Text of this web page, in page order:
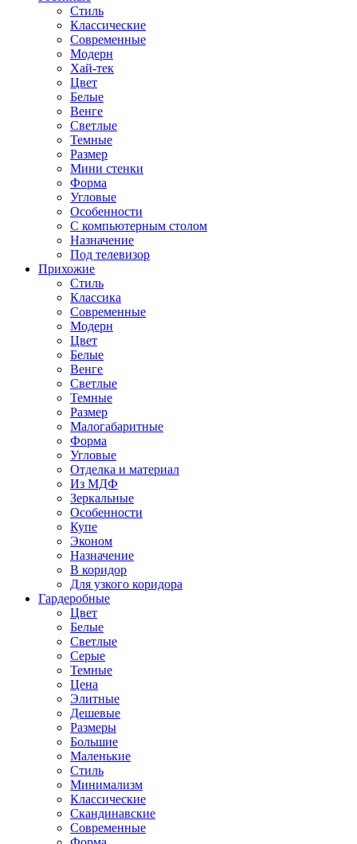
Стиль
Классические
Современные
Модерн
Хай-тек
Цвет
Белые
Венге
Светлые
Темные
Размер
Мини стенки
Форма
Угловые
Особенности
С компьютерным столом
Назначение
Под телевизор
Прихожие
Стиль
Классика
Современные
Модерн
Цвет
Белые
Венге
Светлые
Темные
Размер
Малогабаритные
Форма
Угловые
Отделка и материал
Из МДФ
Зеркальные
Особенности
Купе
Эконом
Назначение
В коридор
Для узкого коридора
Гардеробные
Цвет
Белые
Светлые
Серые
Темные
Цена
Элитные
Дешевые
Размеры
Большие
Маленькие
Стиль
Минимализм
Классические
Скандинавские
Современные